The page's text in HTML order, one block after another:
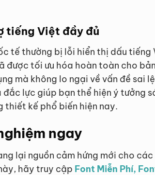
tiếng Việt đầy đủ
tế thường bị lỗi hiển thị dấu tiếng
được tối ưu hóa hoàn toàn cho
mà không lo ngại về vấn đề sai
lực giúp bạn thể hiện ý tưởng
thiết kế phổ biến hiện nay.
ngay
lại nguồn cảm hứng mới cho
hãy truy cập Font Miễn Phí,